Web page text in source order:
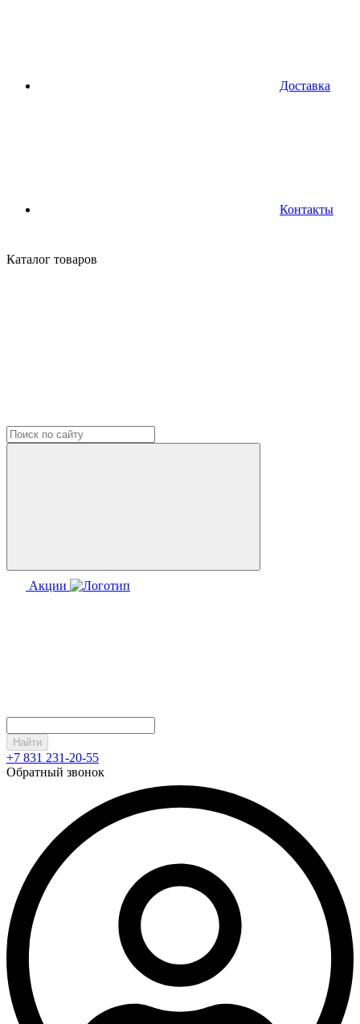
Доставка
Контакты
Каталог товаров
Акции
Найти
+7 831 231-20-55
Обратный звонок